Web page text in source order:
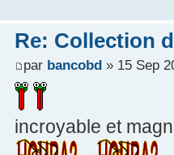
Re: Collection
par bancobd» 15 Sep
incroyable et